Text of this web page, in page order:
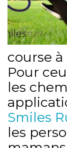
course à
Pour
les
Smiles
les